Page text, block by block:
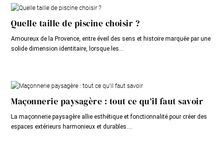
Quelle taille de piscine choisir ?
Amoureux de la Provence, entre éveil des sens et histoire marquée par une
solide dimension identitaire, lorsque les...
Maçonnerie paysagère : tout ce qu’il faut savoir
La maçonnerie paysagère allie esthétique et fonctionnalité pour créer des
espaces extérieurs harmonieux et durables....